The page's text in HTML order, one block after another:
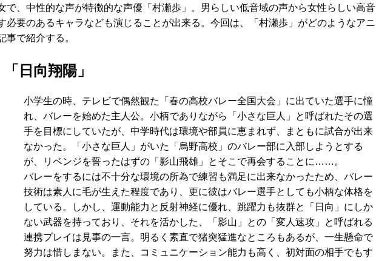
で、中性的な声が特徴的な声優「村瀬歩」。男らしい低音域の声から女性らしい高音
必要のあるキャラなども演じることが出来る。今回は、「村瀬歩」がどのようなアニ
事で紹介する。
日向翔陽」
小学生の時、テレビで偶然観た「春の高校バレー全国大会」に出ていた選手に憧
れ、バレーを始めた主人公。小柄でありながら「小さな巨人」と呼ばれたその選
手を目標にしていたが、中学時代は環境や部員に恵まれず、まともに試合が出来
なかった。「小さな巨人」がいた「烏野高校」のバレー部に入部しようとする
が、リベンジを誓ったはずの「影山飛雄」とそこで再会することに……。
バレーをするには不十分な環境の所為で練習も満足に出来なかったため、バレー
技術は素人に毛が生えた程度であり、更に彼はバレー選手としても小柄な体格を
している。しかし、運動能力と反射神経に優れ、跳躍力も抜群と「日向」にしか
ない武器を持っており、それを活かした、「影山」との「変人速攻」と呼ばれる
連携プレイは見事の一言。明るく素直で猪突猛進なところもあるが、一生懸命で
努力は惜しまない。また、コミュニケーション能力も高く、初対面の相手でもす